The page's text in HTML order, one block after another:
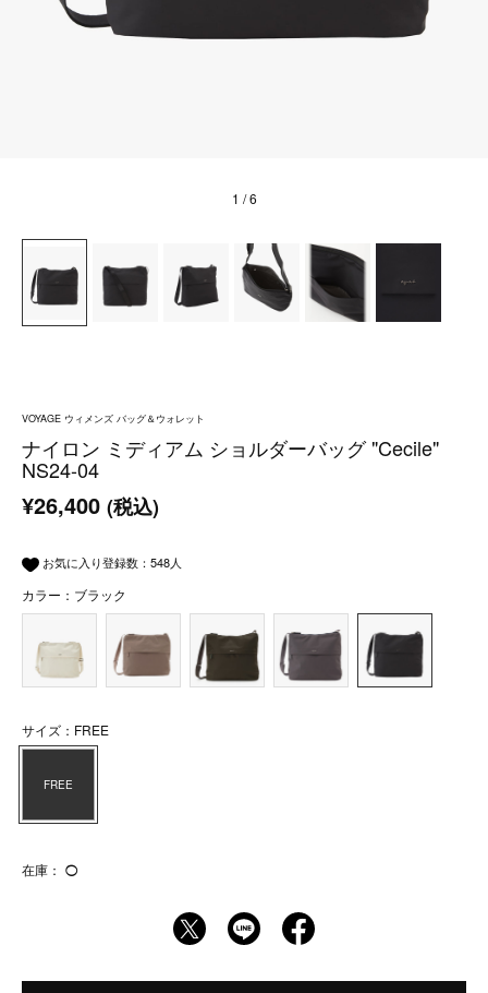
1 / 6
VOYAGE ウィメンズ バッグ＆ウォレット
ナイロン ミディアム ショルダーバッグ "Cecile"
NS24-04
¥26,400 (税込)
お気に入り登録数： 548人
カラー：ブラック
サイズ：FREE
FREE
在庫： ◯